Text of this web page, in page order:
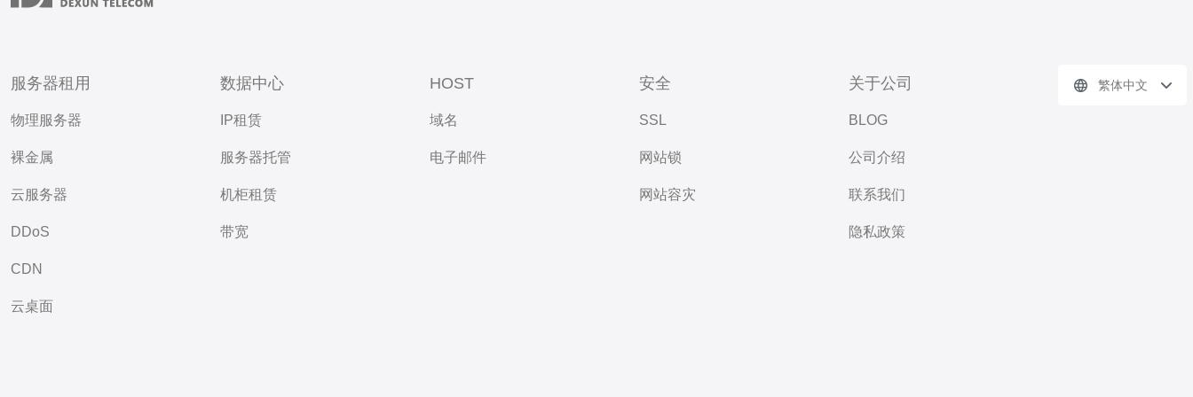
服务器租用
物理服务器
裸金属
云服务器
DDoS
CDN
云桌面
数据中心
IP租赁
服务器托管
机柜租赁
带宽
HOST
域名
电子邮件
安全
SSL
网站锁
网站容灾
关于公司
BLOG
公司介绍
联系我们
隐私政策
繁体中文